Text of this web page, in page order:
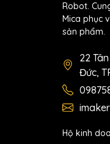
Robot.
Mica phục
sản phẩm.
22
Đức,
Hộ kinh